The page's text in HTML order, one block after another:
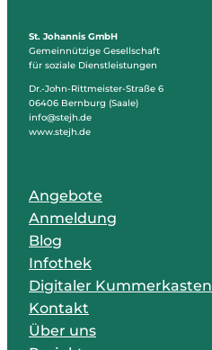
St. Johannis GmbH
Gemeinnützige Gesellschaft
für soziale Dienstleistungen
Dr.-John-Rittmeister-Straße 6
06406 Bernburg (Saale)
info@stejh.de
www.stejh.de
Angebote
Anmeldung
Blog
Infothek
Digitaler Kummerkasten
Kontakt
Über uns